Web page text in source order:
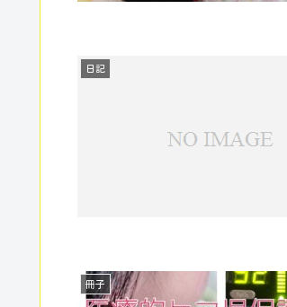
日記
冊子